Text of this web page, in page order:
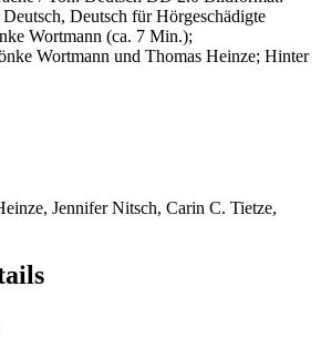
Deutsch für Hörgeschädigte
Wortmann (ca. 7 Min.);
Wortmann und Thomas Heinze; Hinter
Jennifer Nitsch, Carin C. Tietze,